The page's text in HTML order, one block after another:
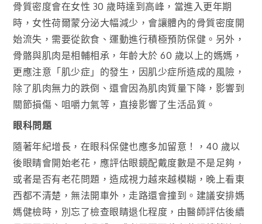
骨質密度會在女性 30 歲時達到高峰，當進入更年期
時，女性荷爾蒙分泌大幅減少，會讓體內的骨質密度開
始流失，需要從飲食、運動進行積極預防保健。另外，
骨骼與肌肉是相輔相承，年齡大於 60 歲以上的媽媽，
更應注意「肌少症」的發生，因肌少症所造成的風險，
除了肌肉無力的跌倒、還會因為肌肉質量下降，影響到
關節損傷、咀嚼力氣等，直接影響了生活品質。
眼科問題
隨著年紀增長，在眼科保健也應多加留意！，40 歲以
後眼睛會開始老花，應評估眼鏡配戴度數是不是足夠，
或者是否有老花問題，造成視力越來越模糊，晚上看東
西都不清楚，無法開車外，走路還會撞到。建議安排媽
媽健檢時，別忘了檢查眼睛退化程度，由醫師評估後續